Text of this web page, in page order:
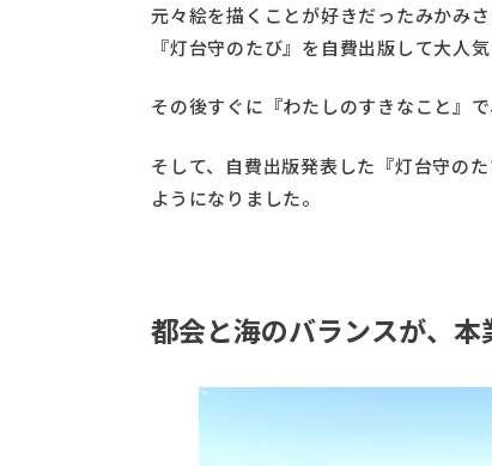
元々絵を描くことが好きだったみかみ
『灯台守のたび』を自費出版して大人気
その後すぐに『わたしのすきなこと』
そして、自費出版発表した『灯台守の
ようになりました。
都会と海のバランスが、